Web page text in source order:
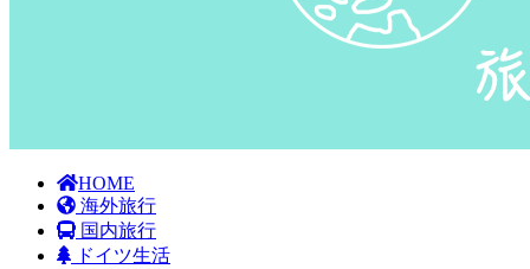
HOME
海外旅行
国内旅行
ドイツ生活